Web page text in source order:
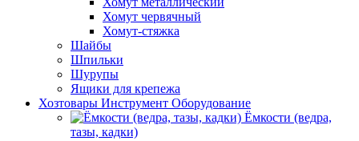
Хомут червячный
Хомут-стяжка
Шайбы
Шпильки
Шурупы
Ящики для крепежа
Хозтовары Инструмент Оборудование
Ёмкости (ведра,
тазы, кадки)